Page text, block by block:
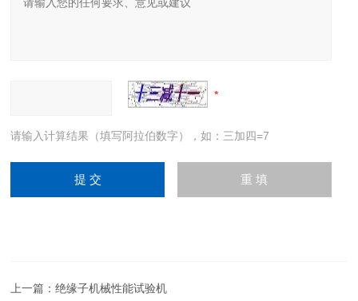
请输入计算结果（填写阿拉伯数字），如：三加四=7
上一篇：绝缘子机械性能试验机